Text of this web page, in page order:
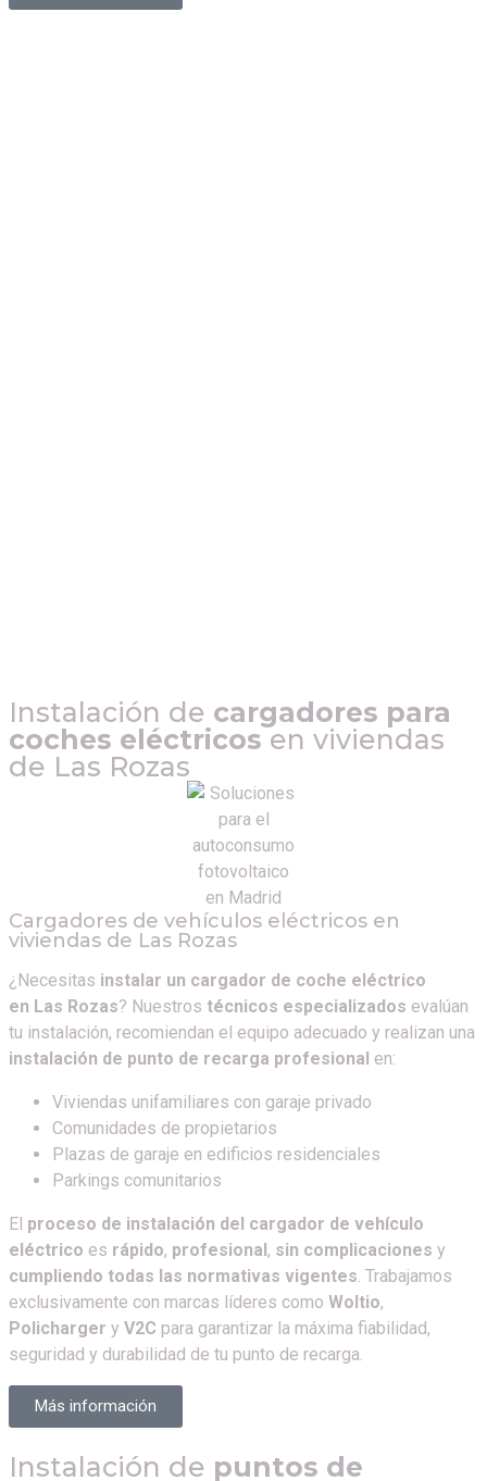
Instalación de cargadores para
coches eléctricos en viviendas
de Las Rozas
Cargadores de vehículos eléctricos en
viviendas de Las Rozas
¿Necesitas instalar un cargador de coche eléctrico
en Las Rozas? Nuestros técnicos especializados evalúan
tu instalación, recomiendan el equipo adecuado y realizan una
instalación de punto de recarga profesional en:
Viviendas unifamiliares con garaje privado
Comunidades de propietarios
Plazas de garaje en edificios residenciales
Parkings comunitarios
El proceso de instalación del cargador de vehículo
eléctrico es rápido, profesional, sin complicaciones y
cumpliendo todas las normativas vigentes. Trabajamos
exclusivamente con marcas líderes como Woltio,
Policharger y V2C para garantizar la máxima fiabilidad,
seguridad y durabilidad de tu punto de recarga.
Más información
Instalación de puntos de